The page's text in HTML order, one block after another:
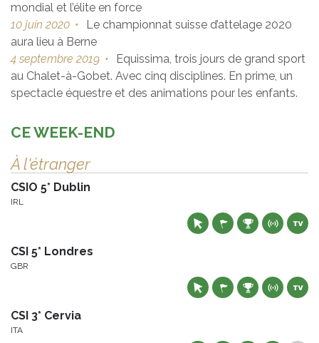
mondial et l’élite en force
10 juin 2020 •
Le championnat suisse d’attelage 2020
aura lieu à Berne
4 septembre 2019 •
Equissima, trois jours de grand sport
au Chalet-à-Gobet. Avec cinq disciplines. En prime, un
spectacle équestre et des animations pour les enfants.
CE WEEK-END
À l'étranger
CSIO 5* Dublin
IRL
CSI 5* Londres
GBR
CSI 3* Cervia
ITA